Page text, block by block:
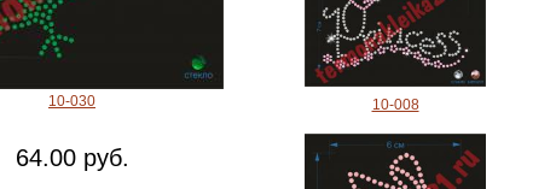
10-030
64.00 руб.
10-008